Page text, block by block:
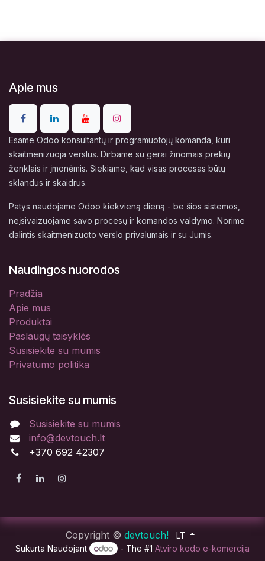
Apie mus
Esame Odoo konsultantų ir programuotojų komanda, kuri
skaitmenizuoja verslus. Dirbame su gerai žinomais prekių
ženklais ir įmonėmis. Siekiame, kad visas procesas būtų
sklandus ir skaidrus.
Patys naudojame Odoo kiekvieną dieną - be šios sistemos,
neįsivaizuojame savo procesų ir komandos valdymo. Norime
dalintis skaitmenizuoto verslo privalumais ir su Jumis.
Naudingos nuorodos
Pradžia
Apie mus
Produktai
Paslaugų taisyklės
Susisiekite su mumis
Privatumo politika
Susisiekite su mumis
Susisiekite su mumis
info@devtouch.lt
+370 692 42307
Copyright © devtouch!
LT
Sukurta Naudojant
- The #1Atviro kodo e-komercija